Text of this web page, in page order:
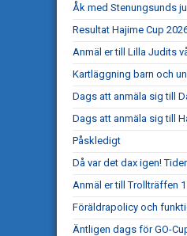
Åk med Stenungsunds
Resultat Hajime Cup
Anmäl er till Lilla Judits
Kartläggning barn och
Dags att anmäla sig till
Dags att anmäla sig till
Påskledigt
Då var det dax igen!
Anmäl er till Trollträffen
Föräldrapolicy och
Äntligen dags för GO-